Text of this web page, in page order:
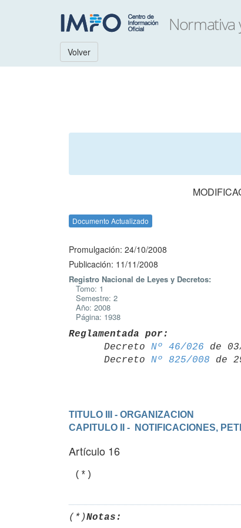
Volver
Documento Actualizado
Promulgación: 24/10/2008
Publicación: 11/11/2008
Registro Nacional de Leyes y Decretos:
Tomo: 1
Semestre: 2
Año: 2008
Página: 1938
Reglamentada por:
Decreto Nº 46/026 de
      Decreto
Nº 825/008
TITULO III - ORGANIZACION
CAPITULO II -  NOTIFICACIONES,
Artículo 16
(*)
(*)Notas: